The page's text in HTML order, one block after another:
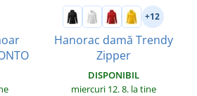
+12
Hanorac damă Trendy
Zipper
DISPONIBIL
miercuri 12. 8. la tine